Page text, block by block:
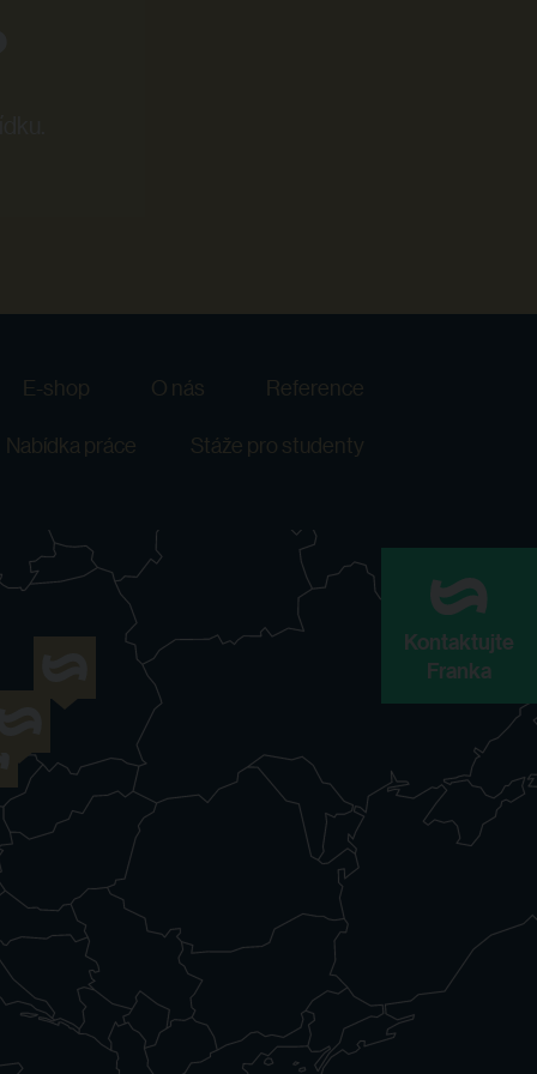
Kontaktujte
Franka
E-shop O nás Reference
Nabídka práce Stáže pro studenty